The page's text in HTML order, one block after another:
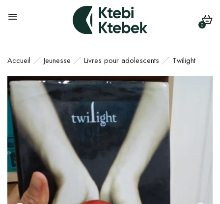
0
Accueil Jeunesse Livres pour adolescents Twilight